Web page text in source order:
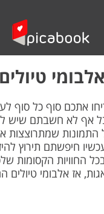
הגדה
שלום
אלבומי טיולים
אתכם סוף כל סוף
אף לא חשבתם שיש
שמתרוצצות
חיפשתם תירוץ
החוויות הקסומות
אז אלבומי